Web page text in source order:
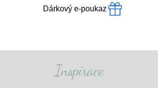
Dárkový e‑poukaz
Inspirace